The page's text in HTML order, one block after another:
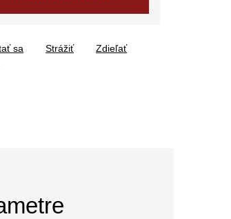
sa Strážiť Zdieľať